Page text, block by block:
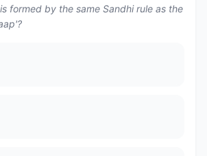
formed by the same Sandhi rule as the